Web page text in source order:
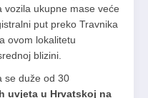
ukupne mase veće
put preko Travnika
ovom lokalitetu
blizini.
se duže od 30
uvjeta u Hrvatskoj na